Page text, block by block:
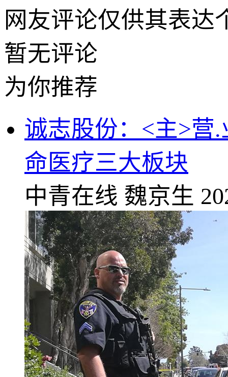
网友评论仅供其表达
暂无评论
为你推荐
诚志股份：<主>营
命医疗三大板块
中青在线 魏京生